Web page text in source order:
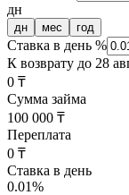
дн
дн мес год
Ставка в день %
К возврату до 28
0 ₸
Сумма займа
100 000 ₸
Переплата
0 ₸
Ставка в день
0.01%